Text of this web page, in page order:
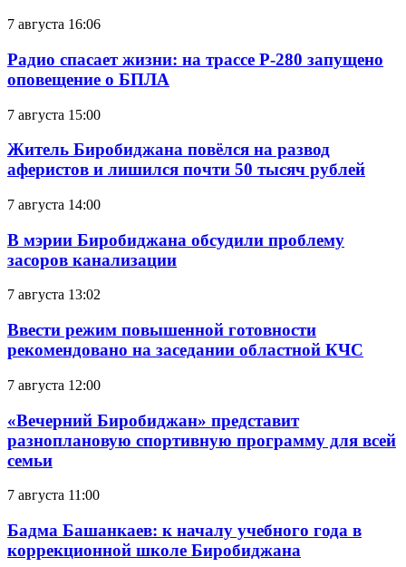
7 августа 16:06
Радио спасает жизни: на трассе Р-280 запущено
оповещение о БПЛА
7 августа 15:00
Житель Биробиджана повёлся на развод
аферистов и лишился почти 50 тысяч рублей
7 августа 14:00
В мэрии Биробиджана обсудили проблему
засоров канализации
7 августа 13:02
Ввести режим повышенной готовности
рекомендовано на заседании областной КЧС
7 августа 12:00
«Вечерний Биробиджан» представит
разноплановую спортивную программу для всей
семьи
7 августа 11:00
Бадма Башанкаев: к началу учебного года в
коррекционной школе Биробиджана